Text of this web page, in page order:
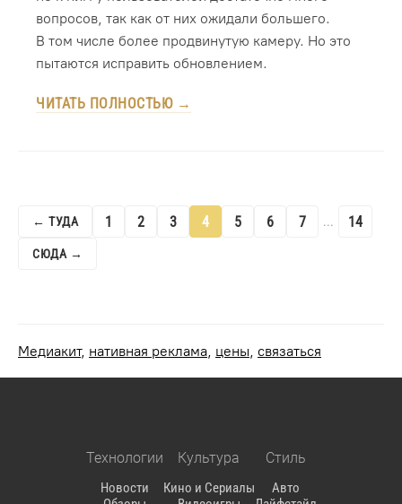
вопросов, так как от них ожидали большего.
В том числе более продвинутую камеру. Но это
пытаются исправить обновлением.
ЧИТАТЬ ПОЛНОСТЬЮ →
← ТУДА 1 2 3 4 5 6 7 ... 14
СЮДА →
Медиакит, нативная реклама, цены, связаться
Технологии
Новости
Культура
Кино и Сериалы
Стиль
Авто